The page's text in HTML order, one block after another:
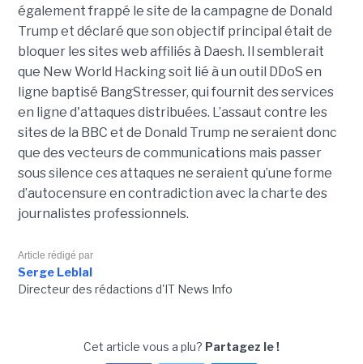
également frappé le site de la campagne de Donald
Trump et déclaré que son objectif principal était de
bloquer les sites web affiliés à Daesh. Il semblerait
que New World Hacking soit lié à un outil DDoS en
ligne baptisé BangStresser, qui fournit des services
en ligne d'attaques distribuées. L’assaut contre les
sites de la BBC et de Donald Trump ne seraient donc
que des vecteurs de communications mais passer
sous silence ces attaques ne seraient qu’une forme
d’autocensure en contradiction avec la charte des
journalistes professionnels.
Article rédigé par
Serge Leblal
Directeur des rédactions d'IT News Info
Cet article vous a plu? Partagez le !